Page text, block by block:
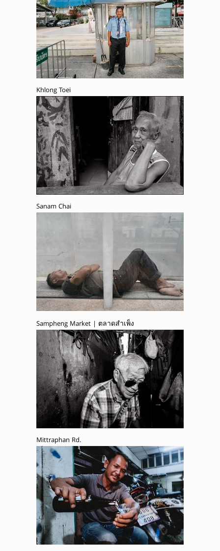
Khlong Toei
Sanam Chai
Sampheng Market | ตลาดสำเพ็ง
Mittraphan Rd.